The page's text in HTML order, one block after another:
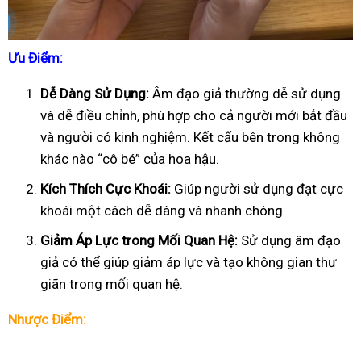
Ưu Điểm:
Dễ Dàng Sử Dụng: Âm đạo giả thường dễ sử dụng
và dễ điều chỉnh, phù hợp cho cả người mới bắt đầu
và người có kinh nghiệm. Kết cấu bên trong không
khác nào “cô bé” của hoa hậu.
Kích Thích Cực Khoái: Giúp người sử dụng đạt cực
khoái một cách dễ dàng và nhanh chóng.
Giảm Áp Lực trong Mối Quan Hệ: Sử dụng âm đạo
giả có thể giúp giảm áp lực và tạo không gian thư
giãn trong mối quan hệ.
Nhược Điểm: